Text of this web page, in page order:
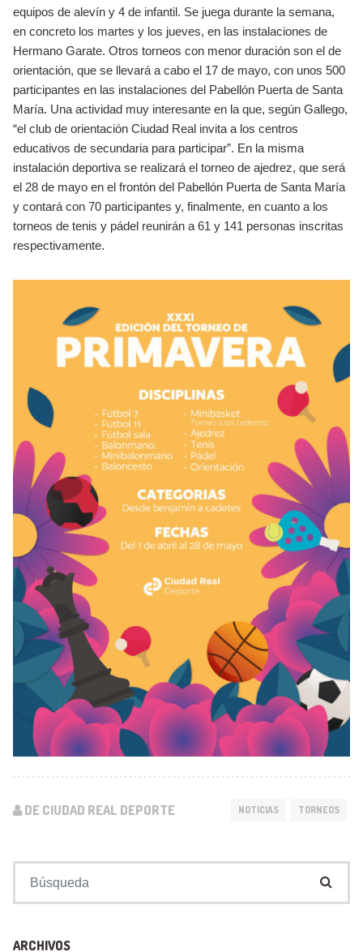
equipos de alevín y 4 de infantil. Se juega durante la semana,
en concreto los martes y los jueves, en las instalaciones de
Hermano Garate. Otros torneos con menor duración son el de
orientación, que se llevará a cabo el 17 de mayo, con unos 500
participantes en las instalaciones del Pabellón Puerta de Santa
María. Una actividad muy interesante en la que, según Gallego,
“el club de orientación Ciudad Real invita a los centros
educativos de secundaria para participar”. En la misma
instalación deportiva se realizará el torneo de ajedrez, que será
el 28 de mayo en el frontón del Pabellón Puerta de Santa María
y contará con 70 participantes y, finalmente, en cuanto a los
torneos de tenis y pádel reunirán a 61 y 141 personas inscritas
respectivamente.
DE CIUDAD REAL DEPORTE NOTICIAS TORNEOS
ARCHIVOS